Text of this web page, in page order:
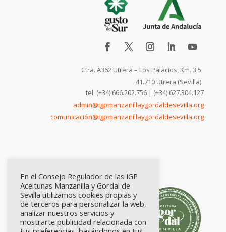
Ctra. A362 Utrera – Los Palacios, Km. 3,5
41.710 Utrera (Sevilla)
tel: (+34) 666.202.756 | (+34) 627.304.127
admin@igpmanzanillaygordaldesevilla.org
comunicación@igpmanzanillaygordaldesevilla.org
En el Consejo Regulador de las IGP
Aceitunas Manzanilla y Gordal de
Sevilla utilizamos cookies propias y
de terceros para personalizar la web,
analizar nuestros servicios y
mostrarte publicidad relacionada con